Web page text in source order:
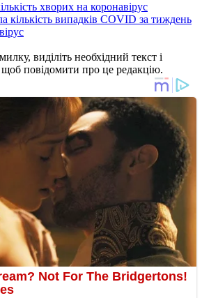
хворих на коронавірус
кількість випадків COVID за тиждень
виділіть необхідний текст і
повідомити про це редакцію.